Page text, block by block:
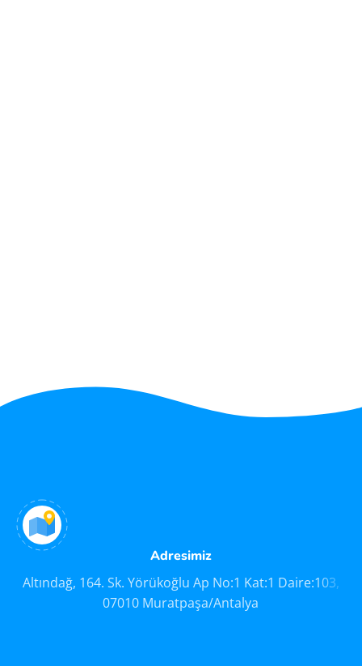
Adresimiz
Altındağ, 164. Sk. Yörükoğlu Ap No:1 Kat:1 Daire:103,
07010 Muratpaşa/Antalya